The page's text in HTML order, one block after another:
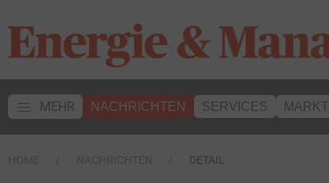
MEHR NACHRICHTEN SERVICES
DETAIL